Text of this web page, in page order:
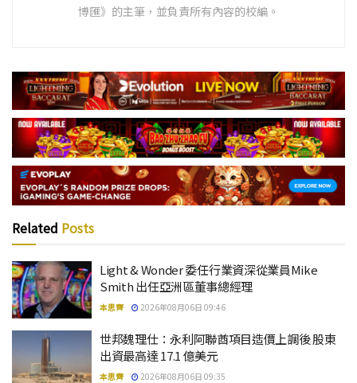
博匯》的主筆，並負責所有內容的校編。
Related Posts
Light & Wonder 委任行業資深從業員Mike
Smith 出任亞洲區董事總經理
本思齊 2026年08月06日 09:46
世邦魏理仕：永利阿聯酋項目造價上調後 股東
出資最高達 17.1 億美元
本思齊 2026年08月06日 09:35